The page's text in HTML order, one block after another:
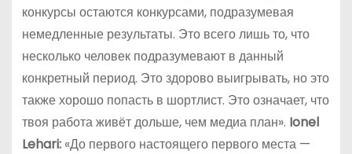
конкурсы остаются конкурсами, подразумевая
немедленные результаты. Это всего лишь то, что
несколько человек подразумевают в данный
конкретный период. Это здорово выигрывать, но это
также хорошо попасть в шортлист. Это означает, что
твоя работа живёт дольше, чем медиа план». Ionel
Lehari:«До первого настоящего первого места —